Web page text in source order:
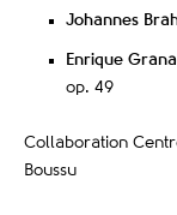
Johannes
Enrique
op. 49
Collaboration
Boussu